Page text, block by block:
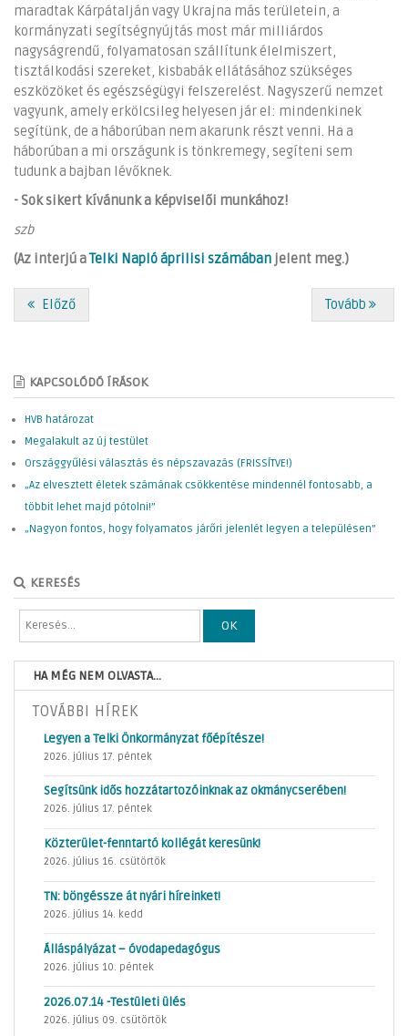
maradtak Kárpátalján vagy Ukrajna más területein, a
kormányzati segítségnyújtás most már milliárdos
nagyságrendű, folyamatosan szállítunk élelmiszert,
tisztálkodási szereket, kisbabák ellátásához szükséges
eszközöket és egészségügyi felszerelést. Nagyszerű nemzet
vagyunk, amely erkölcsileg helyesen jár el: mindenkinek
segítünk, de a háborúban nem akarunk részt venni. Ha a
háborúban a mi országunk is tönkremegy, segíteni sem
tudunk a bajban lévőknek.
- Sok sikert kívánunk a képviselői munkához!
szb
(Az interjú aTelki Napló áprilisi számában jelent meg.)
Előző Tovább
KAPCSOLÓDÓ ÍRÁSOK
HVB határozat
Megalakult az új testület
Országgyűlési választás és népszavazás (FRISSÍTVE!)
„Az elvesztett életek számának csökkentése mindennél fontosabb, a
többit lehet majd pótolni!”
„Nagyon fontos, hogy folyamatos járőri jelenlét legyen a településen”
KERESÉS
OK
HA MÉG NEM OLVASTA...
TOVÁBBI HÍREK
Legyen a Telki Önkormányzat főépítésze!
2026. július 17. péntek
Segítsünk idős hozzátartozóinknak az okmánycserében!
2026. július 17. péntek
Közterület-fenntartó kollégát keresünk!
2026. július 16. csütörtök
TN: böngéssze át nyári híreinket!
2026. július 14. kedd
Álláspályázat – óvodapedagógus
2026. július 10. péntek
2026.07.14 -Testületi ülés
2026. július 09. csütörtök